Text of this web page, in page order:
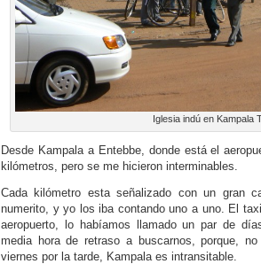
Iglesia indú en Kampala
Desde Kampala a Entebbe, donde está el
kilómetros, pero se me hicieron interminables.
Cada kilómetro esta señalizado con un gran
numerito, y yo los iba contando uno a uno. El
aeropuerto, lo habíamos llamado un par de
media hora de retraso a buscarnos, porque,
viernes por la tarde, Kampala es intransitable.